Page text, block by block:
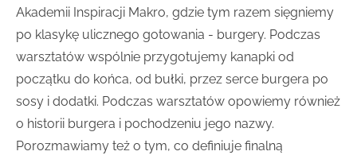
Akademii Inspiracji Makro, gdzie tym razem sięgniemy
po klasykę ulicznego gotowania - burgery. Podczas
warsztatów wspólnie przygotujemy kanapki od
początku do końca, od bułki, przez serce burgera po
sosy i dodatki. Podczas warsztatów opowiemy również
o historii burgera i pochodzeniu jego nazwy.
Porozmawiamy też o tym, co definiuje finalną